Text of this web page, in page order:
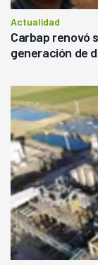
Actualidad
Carbap renovó
generación de